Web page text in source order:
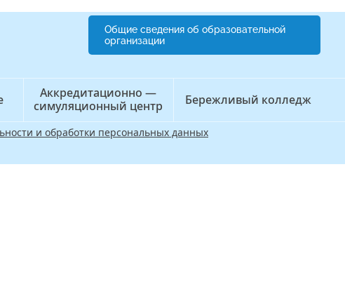
Общие сведения об образовательной
организации
Аккредитационно —
симуляционный центр
Бережливый колледж
и обработки персональных данных